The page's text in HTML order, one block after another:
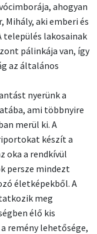
ahogyan
Mihály, aki emberi és
lakosainak
pálinkája van, így
az általános
nyerünk a
ami többnyire
merül ki. A
készít a
oka a rendkívül
persze mindezt
életképekből. A
meg
élő kis
remény lehetősége,